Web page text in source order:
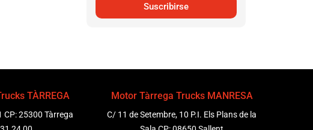
Suscribirse
TÀRREGA
CP: 25300 Tàrrega
Motor Tàrrega Trucks MANRESA
C/ 11 de Setembre, 10 P.I. Els Plans de la